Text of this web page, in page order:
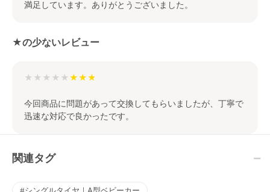
満足しています。ありがとうございました。
★の少ないレビュー
★★★★★
今回商品に問題があって交換してもらいましたが、丁寧で
迅速な対応で良かったです。
関連タグ